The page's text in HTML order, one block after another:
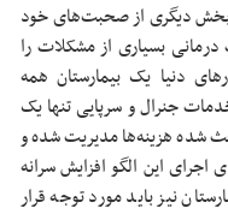
دیگری از صحبت‌های خود
بسیاری از مشکلات را
دنیا یک بیمارستان همه
جنرال و سرپایی تنها یک
شده هزینه‌ها مدیریت شده و
این الگو افزایش سرانه
نیز باید مورد توجه قرار